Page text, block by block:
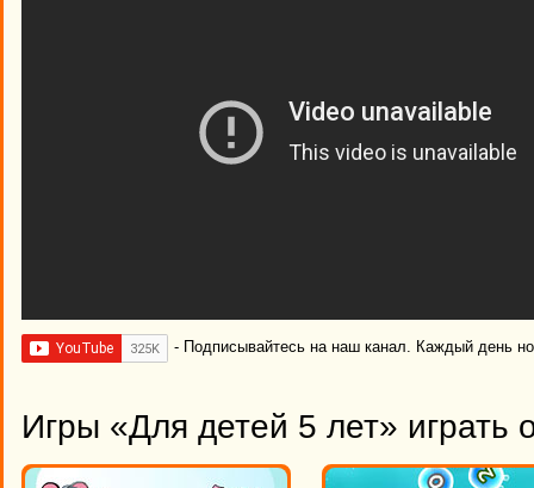
- Подписывайтесь на наш канал. Каждый день
Игры «Для детей 5 лет» играть